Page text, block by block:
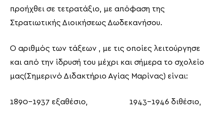
προήχθει σε τετρατάξιο, με απόφαση της
Στρατιωτικής Διοικήσεως Δωδεκανήσου.
Ο αριθμός των τάξεων , με τις οποίες λειτούργησε
και από την ίδρυσή του μέχρι και σήμερα το σχολείο
μας(Σημερινό Διδακτήριο Αγίας Μαρίνας) είναι:
1890-1937 εξαθέσιο, 1943-1946 διθέσιο,